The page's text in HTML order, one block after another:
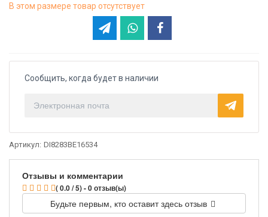
В этом размере товар отсутствует
Сообщить, когда будет в наличии
Артикул: DI8283BE16534
Отзывы и комментарии
( 0.0 / 5) - 0 отзыв(ы)
Будьте первым, кто оставит здесь отзыв